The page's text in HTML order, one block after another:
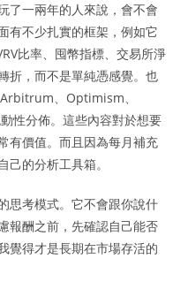
了一兩年的人來說，會不會
有不少扎實的框架，例如它
比率、囤幣指標、交易所淨
折，而不是單純憑感覺。也
、Optimism、
性分佈。這些內容對於想要
有價值。而且因為每月補充
的分析工具箱。
思考模式。它不會跟你說什
報酬之前，先確認自己能否
覺得才是長期在市場存活的